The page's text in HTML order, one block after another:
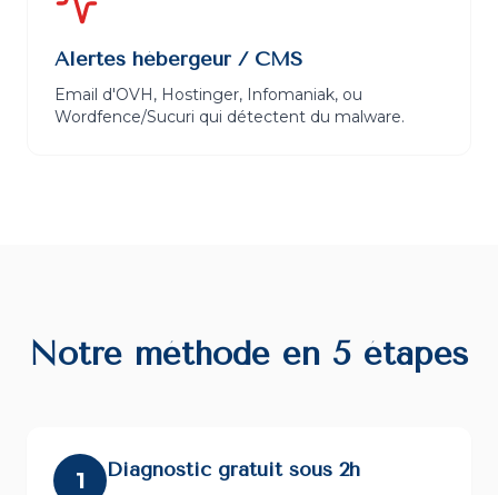
Alertes hébergeur / CMS
Email d'OVH, Hostinger, Infomaniak, ou
Wordfence/Sucuri qui détectent du malware.
Notre méthode en 5 étapes
1 Diagnostic gratuit sous 2h